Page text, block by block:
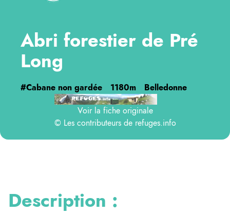
Abri forestier de Pré
Long
#Cabane non gardée 1180m
Belledonne
Voir la fiche originale
© Les contributeurs de refuges.info
Description :